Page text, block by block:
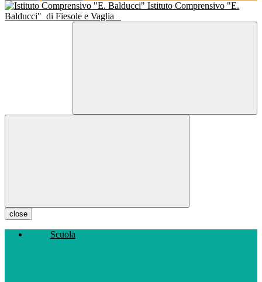
Istituto Comprensivo "E.
Balducci" di Fiesole e Vaglia
close
Scuola